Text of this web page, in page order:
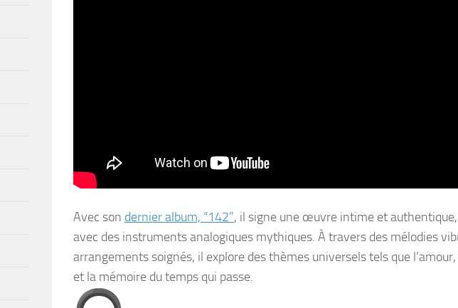
Avec son dernier album, “142”, il signe une œuvre intime et
avec des instruments analogiques mythiques. À travers des mélodies
arrangements soignés, il explore des thèmes universels tels que
et la mémoire du temps qui passe.